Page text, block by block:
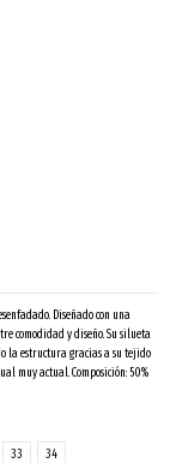
Diseñado con una
comodidad y diseño. Su silueta
la estructura gracias a su tejido
muy actual. Composición: 50%
33 34